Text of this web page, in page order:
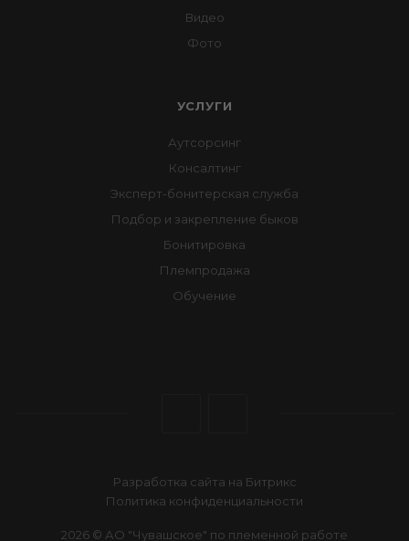
Видео
Фото
УСЛУГИ
Аутсорсинг
Консалтинг
Эксперт-бонитерская служба
Подбор и закрепление быков
Бонитировка
Племпродажа
Обучение
Разработка сайта на Битрикс
Политика конфиденциальности
2026 © АО "Чувашское" по племенной работе